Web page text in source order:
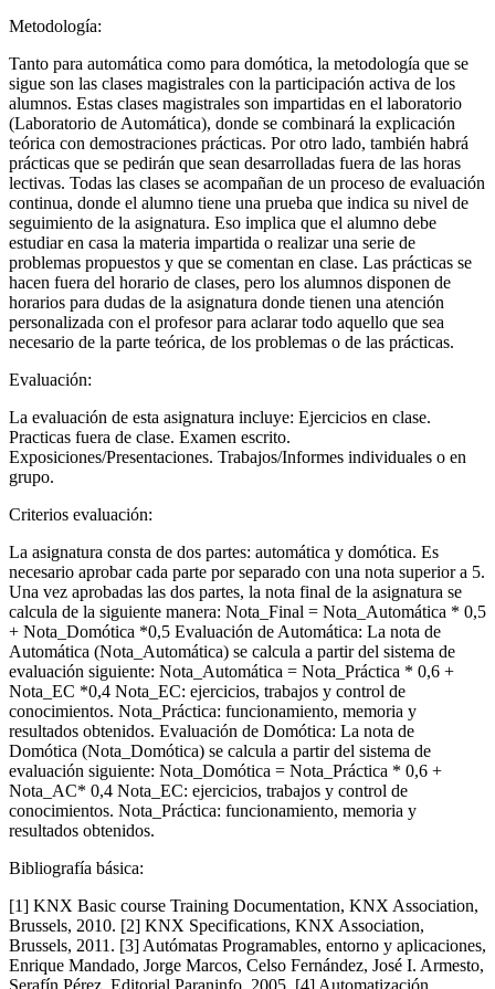
Metodología:
Tanto para automática como para domótica, la metodología que se
sigue son las clases magistrales con la participación activa de los
alumnos. Estas clases magistrales son impartidas en el laboratorio
(Laboratorio de Automática), donde se combinará la explicación
teórica con demostraciones prácticas. Por otro lado, también habrá
prácticas que se pedirán que sean desarrolladas fuera de las horas
lectivas. Todas las clases se acompañan de un proceso de evaluación
continua, donde el alumno tiene una prueba que indica su nivel de
seguimiento de la asignatura. Eso implica que el alumno debe
estudiar en casa la materia impartida o realizar una serie de
problemas propuestos y que se comentan en clase. Las prácticas se
hacen fuera del horario de clases, pero los alumnos disponen de
horarios para dudas de la asignatura donde tienen una atención
personalizada con el profesor para aclarar todo aquello que sea
necesario de la parte teórica, de los problemas o de las prácticas.
Evaluación:
La evaluación de esta asignatura incluye: Ejercicios en clase.
Practicas fuera de clase. Examen escrito.
Exposiciones/Presentaciones. Trabajos/Informes individuales o en
grupo.
Criterios evaluación:
La asignatura consta de dos partes: automática y domótica. Es
necesario aprobar cada parte por separado con una nota superior a 5.
Una vez aprobadas las dos partes, la nota final de la asignatura se
calcula de la siguiente manera: Nota_Final = Nota_Automática * 0,5
+ Nota_Domótica *0,5 Evaluación de Automática: La nota de
Automática (Nota_Automática) se calcula a partir del sistema de
evaluación siguiente: Nota_Automática = Nota_Práctica * 0,6 +
Nota_EC *0,4 Nota_EC: ejercicios, trabajos y control de
conocimientos. Nota_Práctica: funcionamiento, memoria y
resultados obtenidos. Evaluación de Domótica: La nota de
Domótica (Nota_Domótica) se calcula a partir del sistema de
evaluación siguiente: Nota_Domótica = Nota_Práctica * 0,6 +
Nota_AC* 0,4 Nota_EC: ejercicios, trabajos y control de
conocimientos. Nota_Práctica: funcionamiento, memoria y
resultados obtenidos.
Bibliografía básica:
[1] KNX Basic course Training Documentation, KNX Association,
Brussels, 2010. [2] KNX Specifications, KNX Association,
Brussels, 2011. [3] Autómatas Programables, entorno y aplicaciones,
Enrique Mandado, Jorge Marcos, Celso Fernández, José I. Armesto,